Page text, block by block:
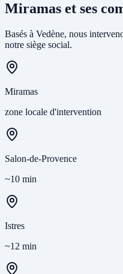
Miramas et ses
Basés à Vedène, nous
notre siège social.
Miramas
zone locale d'intervention
Salon-de-Provence
~10 min
Istres
~12 min